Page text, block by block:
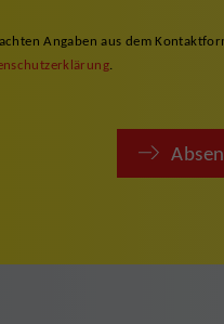
Angaben aus dem
.